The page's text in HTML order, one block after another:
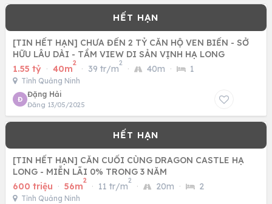
[TIN HẾT HẠN] CHƯA ĐẾN 2 TỶ CĂN HỘ VEN BIỂN - SỞ
HỮU LÂU DÀI - TẦM VIEW DI SẢN VỊNH HẠ LONG
1.55 tỷ · 40m
2
· 39 tr/m
2
· 40m · 1
Tỉnh Quảng Ninh
Đ
Đặng Hải
Đăng 13/05/2025
[TIN HẾT HẠN] CĂN CUỐI CÙNG DRAGON CASTLE HẠ
LONG - MIỄN LÃI 0% TRONG 3 NĂM
600 triệu · 56m
2
· 11 tr/m
2
· 20m · 2
Tỉnh Quảng Ninh